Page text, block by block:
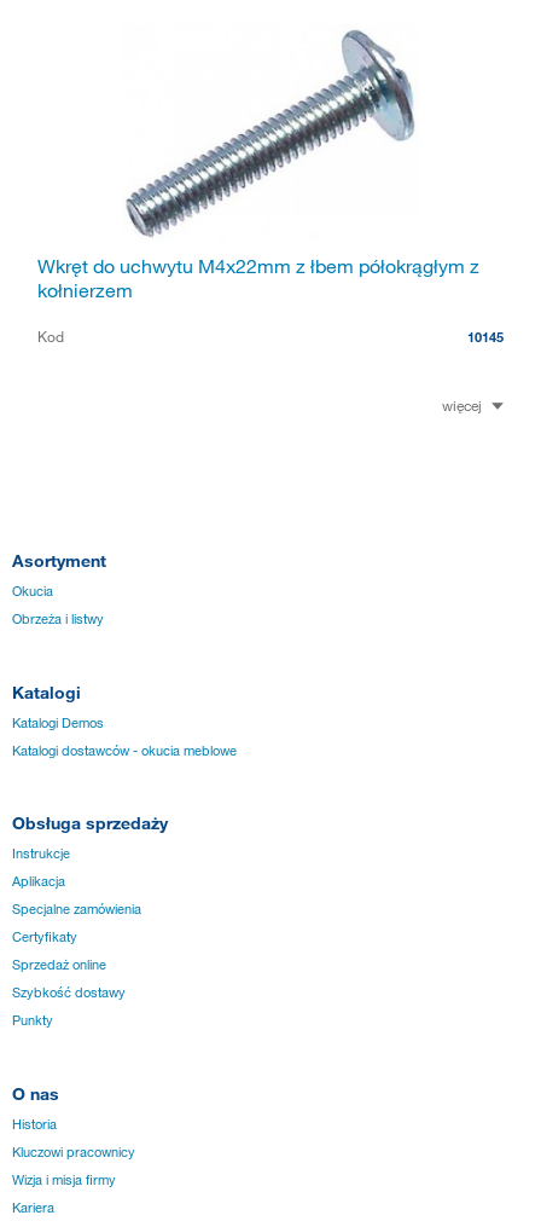
Wkręt do uchwytu M4x22mm z łbem półokrągłym z
kołnierzem
Kod 10145
więcej
Asortyment
Okucia
Obrzeża i listwy
Katalogi
Katalogi Demos
Katalogi dostawców - okucia meblowe
Obsługa sprzedaży
Instrukcje
Aplikacja
Specjalne zamówienia
Certyfikaty
Sprzedaż online
Szybkość dostawy
Punkty
O nas
Historia
Kluczowi pracownicy
Wizja i misja firmy
Kariera